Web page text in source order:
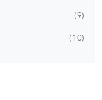
9
10